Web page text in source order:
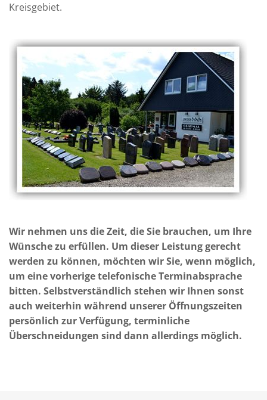
Kreisgebiet.
Wir nehmen uns die Zeit, die Sie brauchen, um Ihre
Wünsche zu erfüllen. Um dieser Leistung gerecht
werden zu können, möchten wir Sie, wenn möglich,
um eine vorherige telefonische Terminabsprache
bitten. Selbstverständlich stehen wir Ihnen sonst
auch weiterhin während unserer Öffnungszeiten
persönlich zur Verfügung, terminliche
Überschneidungen sind dann allerdings möglich.